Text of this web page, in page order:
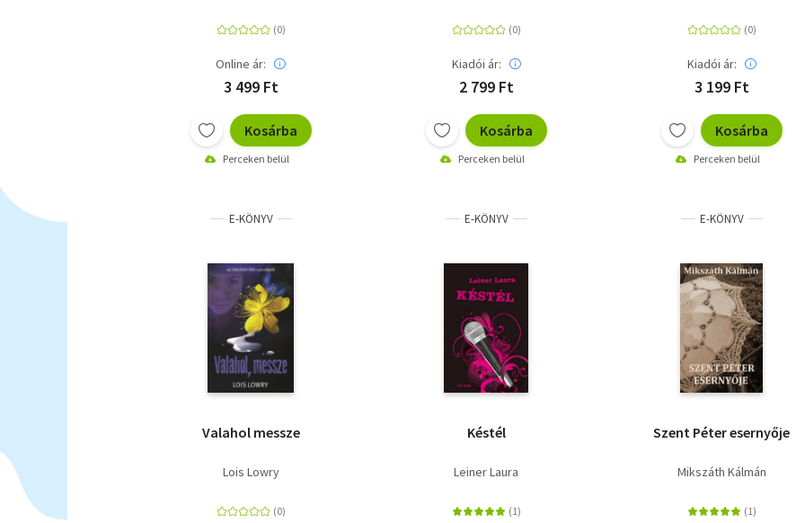
Online ár:
3 499 Ft
Kosárba
Perceken belül
Kiadói ár:
2 799 Ft
Kosárba
Perceken belül
Kiadói ár:
3 199 Ft
Kosárba
Perceken belül
E-KÖNYV
Valahol messze
Lois Lowry
E-KÖNYV
Késtél
Leiner Laura
E-KÖNYV
Szent Péter esernyője
Mikszáth Kálmán